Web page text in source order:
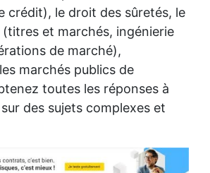
crédit), le droit des sûretés, le
et marchés, ingénierie
de marché),
marchés publics de
toutes les réponses à
des sujets complexes et